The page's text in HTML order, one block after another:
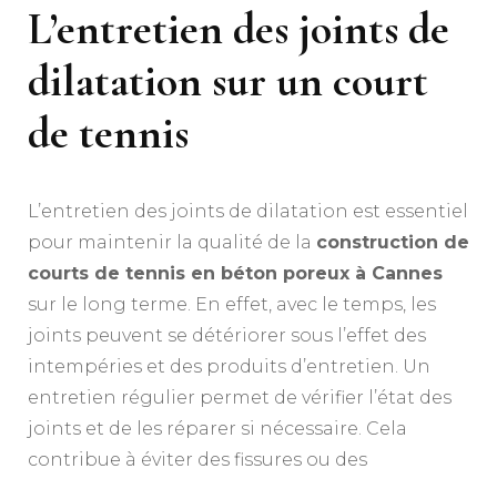
L’entretien des joints de
dilatation sur un court
de tennis
L’entretien des joints de dilatation est essentiel
pour maintenir la qualité de la construction de
courts de tennis en béton poreux à Cannes
sur le long terme. En effet, avec le temps, les
joints peuvent se détériorer sous l’effet des
intempéries et des produits d’entretien. Un
entretien régulier permet de vérifier l’état des
joints et de les réparer si nécessaire. Cela
contribue à éviter des fissures ou des